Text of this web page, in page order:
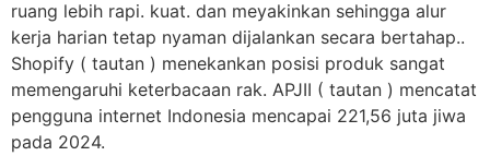
ruang lebih rapi. kuat. dan meyakinkan sehingga alur
kerja harian tetap nyaman dijalankan secara bertahap..
Shopify ( tautan ) menekankan posisi produk sangat
memengaruhi keterbacaan rak. APJII ( tautan ) mencatat
pengguna internet Indonesia mencapai 221,56 juta jiwa
pada 2024.